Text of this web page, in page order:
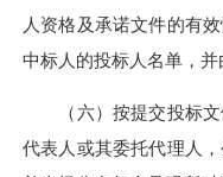
人资格及承诺文件的有
中标人的投标人名单，并
（六）按提交投标文
代表人或其委托代理人